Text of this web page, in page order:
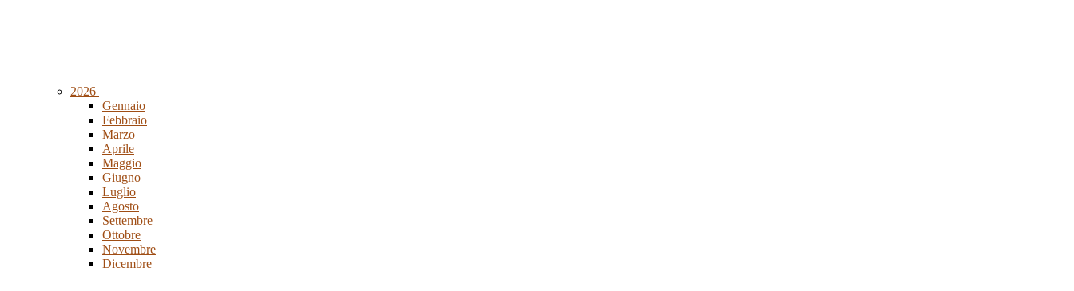
2026
Gennaio
Febbraio
Marzo
Aprile
Maggio
Giugno
Luglio
Agosto
Settembre
Ottobre
Novembre
Dicembre